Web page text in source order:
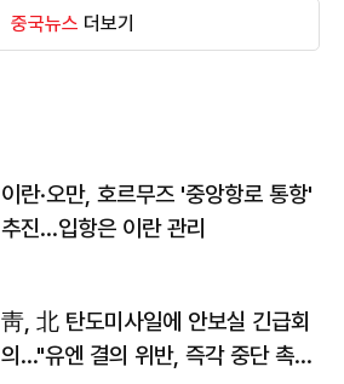
중국뉴스 더보기
이란·오만, 호르무즈 '중앙항로 통항'
추진…입항은 이란 관리
靑, 北 탄도미사일에 안보실 긴급회
의…"유엔 결의 위반, 즉각 중단 촉